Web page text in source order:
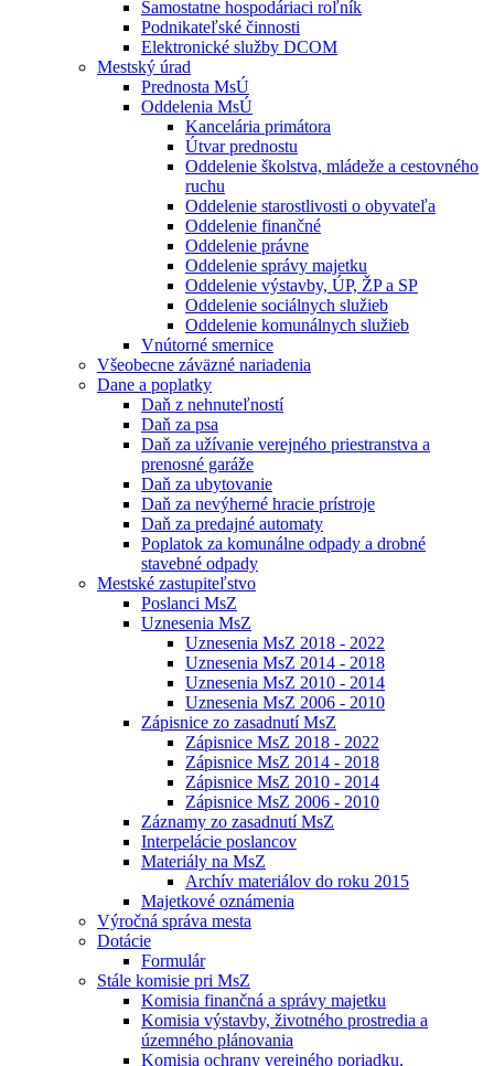
Samostatne hospodáriaci roľník
Podnikateľské činnosti
Elektronické služby DCOM
Mestský úrad
Prednosta MsÚ
Oddelenia MsÚ
Kancelária primátora
Útvar prednostu
Oddelenie školstva, mládeže a cestovného
ruchu
Oddelenie starostlivosti o obyvateľa
Oddelenie finančné
Oddelenie právne
Oddelenie správy majetku
Oddelenie výstavby, ÚP, ŽP a SP
Oddelenie sociálnych služieb
Oddelenie komunálnych služieb
Vnútorné smernice
Všeobecne záväzné nariadenia
Dane a poplatky
Daň z nehnuteľností
Daň za psa
Daň za užívanie verejného priestranstva a
prenosné garáže
Daň za ubytovanie
Daň za nevýherné hracie prístroje
Daň za predajné automaty
Poplatok za komunálne odpady a drobné
stavebné odpady
Mestské zastupiteľstvo
Poslanci MsZ
Uznesenia MsZ
Uznesenia MsZ 2018 - 2022
Uznesenia MsZ 2014 - 2018
Uznesenia MsZ 2010 - 2014
Uznesenia MsZ 2006 - 2010
Zápisnice zo zasadnutí MsZ
Zápisnice MsZ 2018 - 2022
Zápisnice MsZ 2014 - 2018
Zápisnice MsZ 2010 - 2014
Zápisnice MsZ 2006 - 2010
Záznamy zo zasadnutí MsZ
Interpelácie poslancov
Materiály na MsZ
Archív materiálov do roku 2015
Majetkové oznámenia
Výročná správa mesta
Dotácie
Formulár
Stále komisie pri MsZ
Komisia finančná a správy majetku
Komisia výstavby, životného prostredia a
územného plánovania
Komisia ochrany verejného poriadku,